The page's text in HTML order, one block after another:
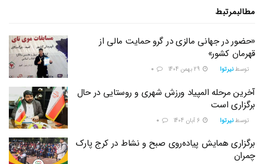
مطالبمرتبط
«حضور در جهانی مالزی در گرو حمایت مالی از
قهرمان کشور»
توسط نیرتوا 29 بهمن 1404 0
آخرین مرحله المپیاد ورزش شهری و روستایی در حال
برگزاری است
توسط نیرتوا 6 آبان 1404 0
برگزاری همایش پیاده‌روی صبح و نشاط در کرج پارک
چمران